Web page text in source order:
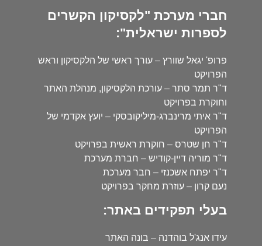
חברי מערכת "לקסיקון הקשרים
לספרות ישראלית":
פרופ' יגאל שוורץ – עורך ראשי של הלקסיקון וראש
הפרויקט
ד"ר תמר סתר – עורכת הלקסיקון, מנהלת האתר
וחוקרת בפרויקט
ד"ר איתי מרינברג-מיליקובסקי – יועץ אקדמי של
הפרויקט
ד"ר חן שטרס – חוקרת ראשית בפרויקט
ד"ר מוריה דיין-קודיש – חברת מערכת
ד"ר יפתח אשכנזי – חבר מערכת
נעם קרון – עוזרת מחקר בפרויקט
בעלי תפקידים באתר:
עידו אנג'ל בוהדנה – בונה האתר